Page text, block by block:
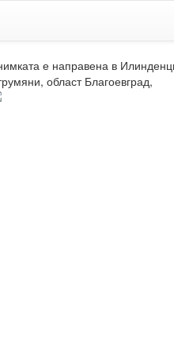
е направена в
област Благоевград,